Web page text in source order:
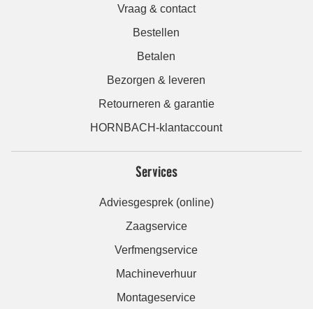
Vraag & contact
Bestellen
Betalen
Bezorgen & leveren
Retourneren & garantie
HORNBACH-klantaccount
Services
Adviesgesprek (online)
Zaagservice
Verfmengservice
Machineverhuur
Montageservice